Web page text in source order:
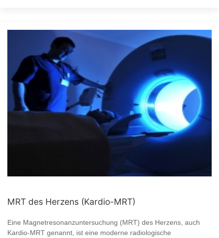
MRT des Herzens (Kardio-MRT)
Eine Magnetresonanzuntersuchung (MRT) des Herzens, auch
Kardio-MRT genannt, ist eine moderne radiologische